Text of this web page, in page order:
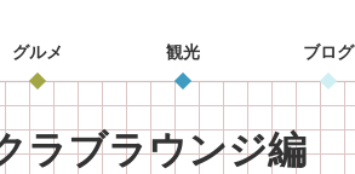
グルメ 観光 ブログ
ラブラウンジ編